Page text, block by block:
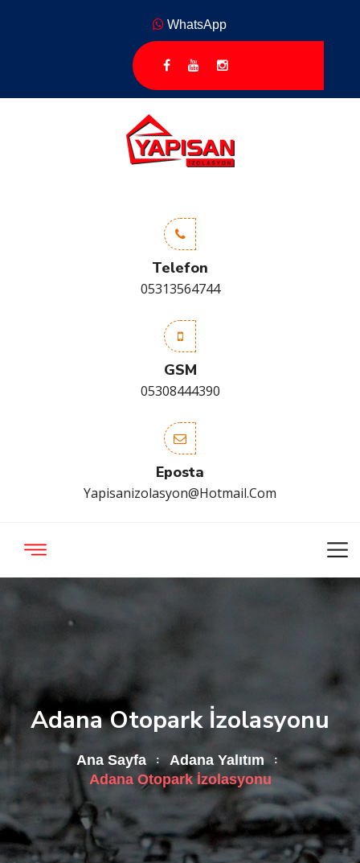
WhatsApp
Telefon
05313564744
GSM
05308444390
Eposta
Yapisanizolasyon@hotmail.com
Adana Otopark İzolasyonu
Ana Sayfa
Adana Yalıtım
Adana Otopark İzolasyonu